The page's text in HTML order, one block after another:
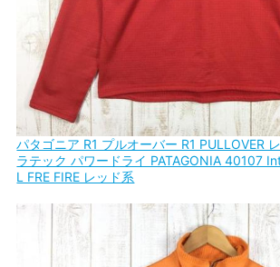
パタゴニア R1 プルオーバー R1 PULLOVER
ラテック パワードライ PATAGONIA 40107
L FRE FIRE レッド系